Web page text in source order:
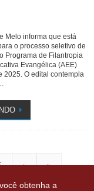
obtenha a
Melo informa que está
o processo seletivo de
Programa de Filantropia
Evangélica (AEE)
2025. O edital contempla
› »